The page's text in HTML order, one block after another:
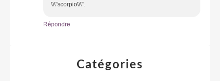
\\\"scorpio\\\".
Répondre
Catégories